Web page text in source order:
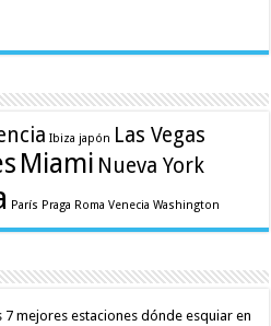
Ibiza japón Las Vegas
Miami Nueva York
París Praga Roma Venecia Washington
7 mejores estaciones dónde esquiar en